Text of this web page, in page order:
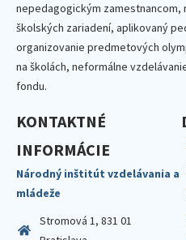
nepedagogickým
školských zariadení, aplikovaný
organizovanie predmetových
na školách, neformálne
fondu.
KONTAKTNÉ
INFORMÁCIE
Národný inštitút vzdelávania a
mládeže
Stromová 1, 831 01